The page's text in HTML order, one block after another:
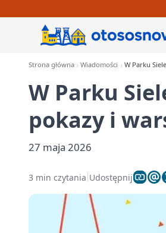
Strona główna Wiadomości W Parku
W Parku
pokazy i
27 maja 2026
3 min czytania Udostępnij